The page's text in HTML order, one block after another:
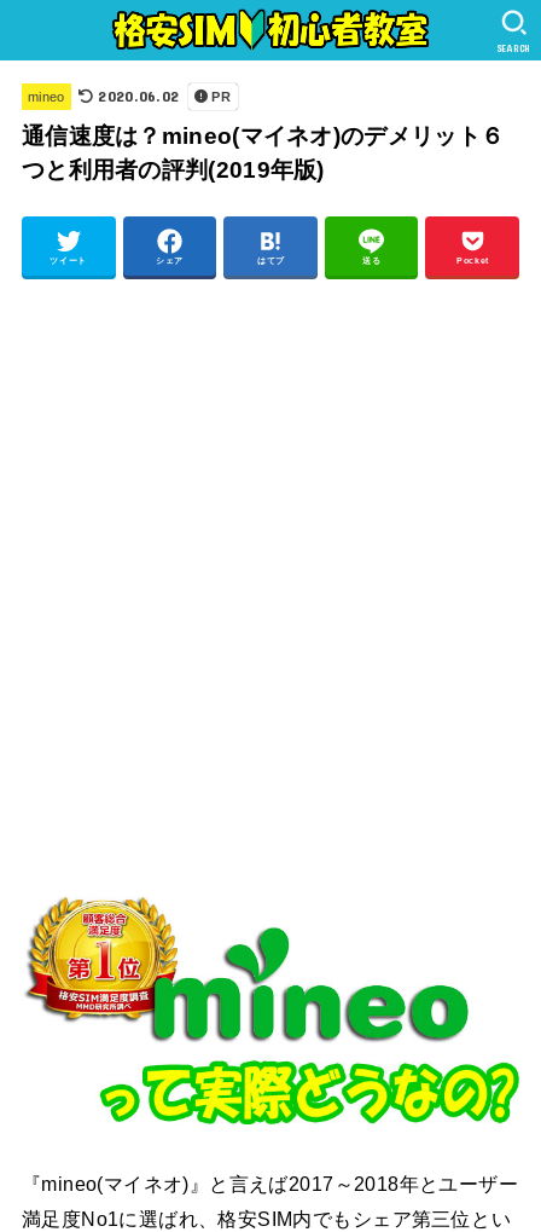
SEARCH
mineo 2020.06.02 PR
通信速度は？mineo(マイネオ)のデメリット６
つと利用者の評判(2019年版)
ツイート シェア はてブ 送る Pocket
『mineo(マイネオ)』と言えば2017～2018年とユーザー
満足度No1に選ばれ、格安SIM内でもシェア第三位とい